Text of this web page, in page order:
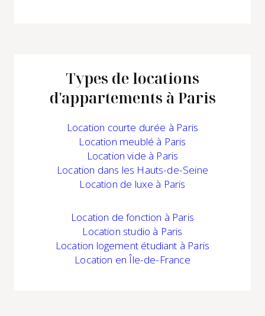
Types de locations
d'appartements à Paris
Location courte durée à Paris
Location meublé à Paris
Locationvide à Paris
Location dans les Hauts-de-Seine
Location de luxe à Paris
Location de fonction à Paris
Location studio à Paris
Location logement étudiant à Paris
Location en Île-de-France